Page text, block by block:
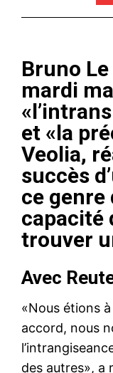
Bruno
mardi
et «la
Veolia,
succès
ce genre
capacité
trouver
Avec
«Nous étions
accord, nous
des autres», a